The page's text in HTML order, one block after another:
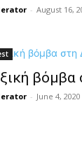
- August 16,
- June 4, 2020